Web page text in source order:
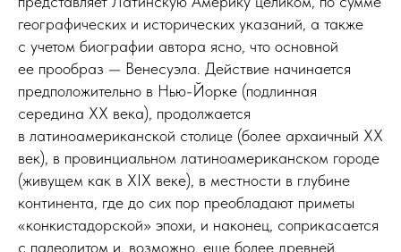
географических и исторических указаний, а также
с учетом биографии автора ясно, что основной
ее прообраз — Венесуэла. Действие начинается
предположительно в Нью-Йорке (подлинная
середина ХХ века), продолжается
в латиноамериканской столице (более архаичный ХХ
век), в провинциальном латиноамериканском городе
(живущем как в ХIХ веке), в местности в глубине
континента, где до сих пор преобладают приметы
«конкистадорской» эпохи, и наконец, соприкасается
с палеолитом и, возможно, еще более древней